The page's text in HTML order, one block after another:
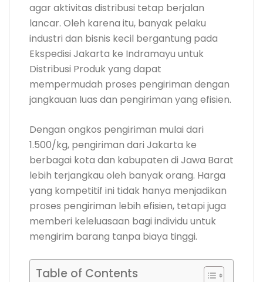
agar aktivitas distribusi tetap berjalan
lancar. Oleh karena itu, banyak pelaku
industri dan bisnis kecil bergantung pada
Ekspedisi Jakarta ke Indramayu untuk
Distribusi Produk yang dapat
mempermudah proses pengiriman dengan
jangkauan luas dan pengiriman yang efisien.
Dengan ongkos pengiriman mulai dari
1.500/kg, pengiriman dari Jakarta ke
berbagai kota dan kabupaten di Jawa Barat
lebih terjangkau oleh banyak orang. Harga
yang kompetitif ini tidak hanya menjadikan
proses pengiriman lebih efisien, tetapi juga
memberi keleluasaan bagi individu untuk
mengirim barang tanpa biaya tinggi.
Table of Contents